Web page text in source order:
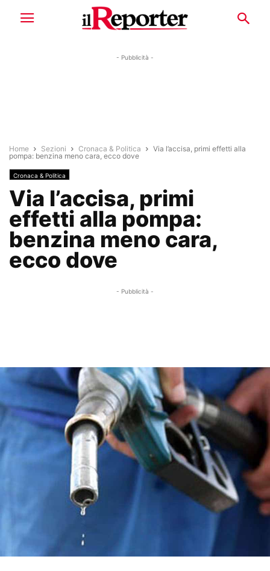
- Pubblicità -
Home Sezioni Cronaca & Politica
Via l’accisa, primi effetti alla
pompa: benzina meno cara, ecco dove
Cronaca & Politica
Via l’accisa, primi
effetti alla pompa:
benzina meno cara,
ecco dove
- Pubblicità -